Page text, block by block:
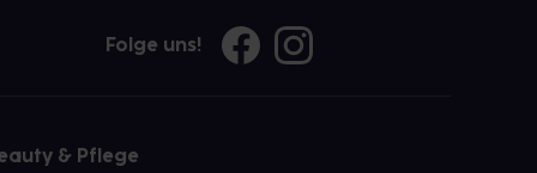
Folge uns!
& Pflege